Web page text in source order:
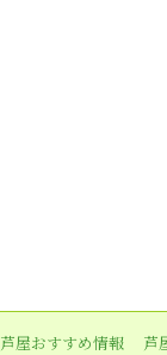
芦屋おすすめ情報
芦